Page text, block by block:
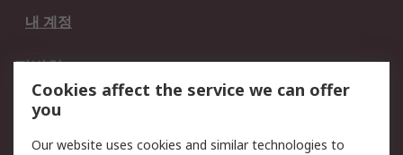
내 계정
적법한
개인 정보 보호 정책
데이터 보호
웹사이트 사용 약관
Cookies affect the service we can offer
you
Our website uses cookies and similar technologies to